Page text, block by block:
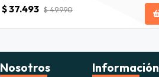
$ 37.493 $ 49.990
Nosotros Información